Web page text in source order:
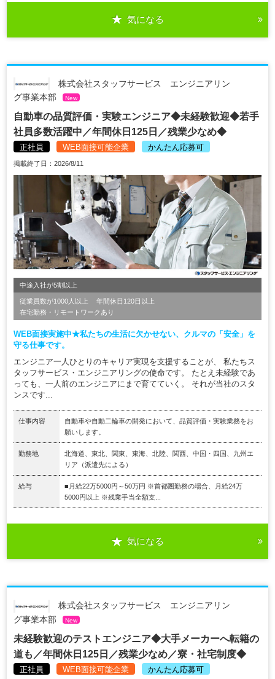
気になる
株式会社スタッフサービス エンジニアリン
グ事業本部
New
自動車の品質評価・実験エンジニア◆未経験歓迎◆若手
社員多数活躍中／年間休日125日／残業少なめ◆
正社員 WEB面接可能企業 かんたん応募可
掲載終了日：2026/8/11
中途入社が5割以上
従業員数が1000人以上
年間休日120日以上
在宅勤務・リモートワークあり
WEB面接実施中★私たちの生活に欠かせない、クルマの「安全」を
守る仕事です。
エンジニア一人ひとりのキャリア実現を支援することが、 私たちス
タッフサービス・エンジニアリングの使命です。 たとえ未経験であ
っても、一人前のエンジニアにまで育てていく。 それが当社のスタ
ンスです...
仕事内容
自動車や自動二輪車の開発において、品質評価・実験業務をお
願いします。
勤務地
北海道、東北、関東、東海、北陸、関西、中国・四国、九州エ
リア（派遣先による）
給与
■月給22万5000円～50万円 ※首都圏勤務の場合、月給24万
5000円以上 ※残業手当全額支...
気になる
株式会社スタッフサービス エンジニアリン
グ事業本部
New
未経験歓迎のテストエンジニア◆大手メーカーへ転籍の
道も／年間休日125日／残業少なめ／寮・社宅制度◆
正社員 WEB面接可能企業 かんたん応募可